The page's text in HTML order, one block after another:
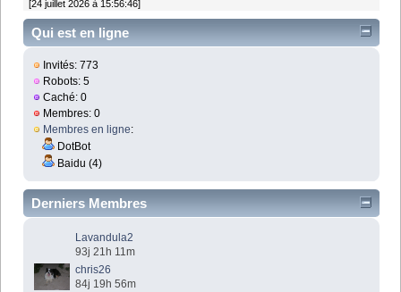
[24 juillet 2026 à 15:56:46]
Qui est en ligne
Invités: 773
Robots: 5
Caché: 0
Membres: 0
Membres en ligne:
DotBot
Baidu (4)
Derniers Membres
Lavandula2
93j 21h 11m
chris26
84j 19h 56m